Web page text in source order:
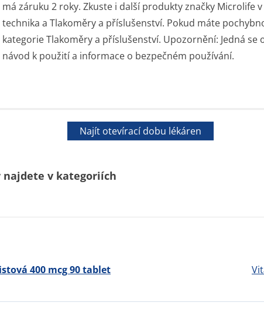
má záruku 2 roky. Zkuste i další produkty značky
technika a Tlakoměry a příslušenství. Pokud máte
kategorie Tlakoměry a příslušenství. Upozornění: Jedná
návod k použití a informace o bezpečném používání.
Najít otevírací dobu lékáren
najdete v kategoriích
400 mcg 90 tablet